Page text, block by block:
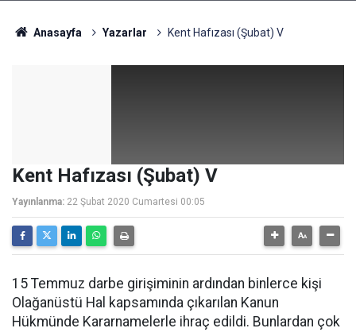
Anasayfa Yazarlar Kent Hafızası (Şubat) V
Kent Hafızası (Şubat) V
Yayınlanma: 22 Şubat 2020 Cumartesi 00:05
15 Temmuz darbe girişiminin ardından binlerce kişi
Olağanüstü Hal kapsamında çıkarılan Kanun
Hükmünde Kararnamelerle ihraç edildi. Bunlardan çok